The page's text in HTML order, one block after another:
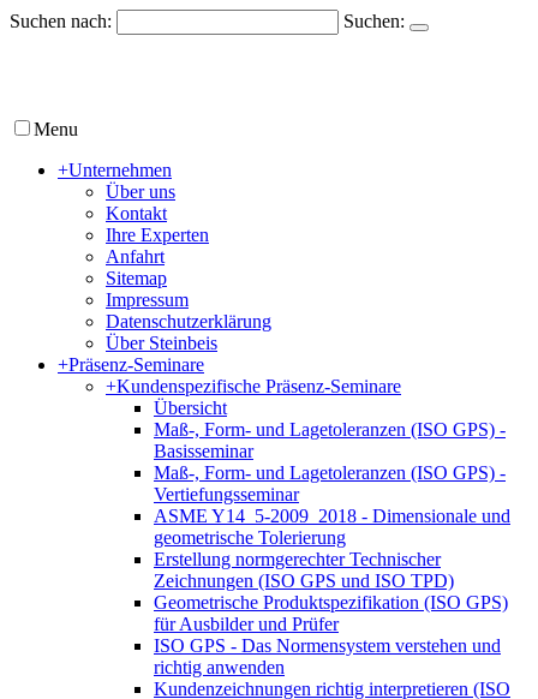
Suchen nach: Suchen:
Menu
+Unternehmen
Über uns
Kontakt
Ihre Experten
Anfahrt
Sitemap
Impressum
Datenschutzerklärung
Über Steinbeis
+Präsenz-Seminare
+Kundenspezifische Präsenz-Seminare
Übersicht
Maß-, Form- und Lagetoleranzen (ISO GPS) -
Basisseminar
Maß-, Form- und Lagetoleranzen (ISO GPS) -
Vertiefungsseminar
ASME Y14_5-2009_2018 - Dimensionale und
geometrische Tolerierung
Erstellung normgerechter Technischer
Zeichnungen (ISO GPS und ISO TPD)
Geometrische Produktspezifikation (ISO GPS)
für Ausbilder und Prüfer
ISO GPS - Das Normensystem verstehen und
richtig anwenden
Kundenzeichnungen richtig interpretieren (ISO